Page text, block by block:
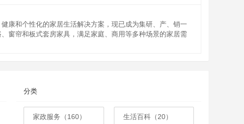
康和个性化的家居生活解决方案，现已成为集研、产、销一
窗帘和板式套房家具，满足家庭、商用等多种场景的家居需
分类
家政服务（160） 生活百科（20）